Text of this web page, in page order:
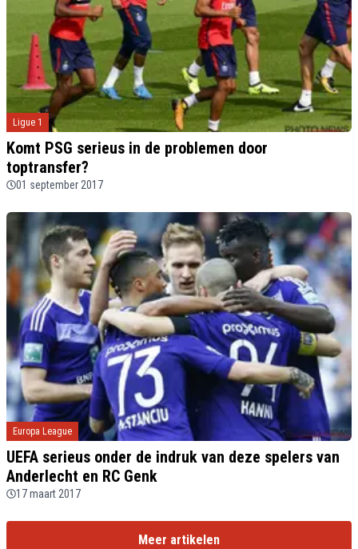
Ligue 1
Komt PSG serieus in de problemen door
toptransfer?
01 september 2017
Europa League
UEFA serieus onder de indruk van deze spelers van
Anderlecht en RC Genk
17 maart 2017
Meer artikelen